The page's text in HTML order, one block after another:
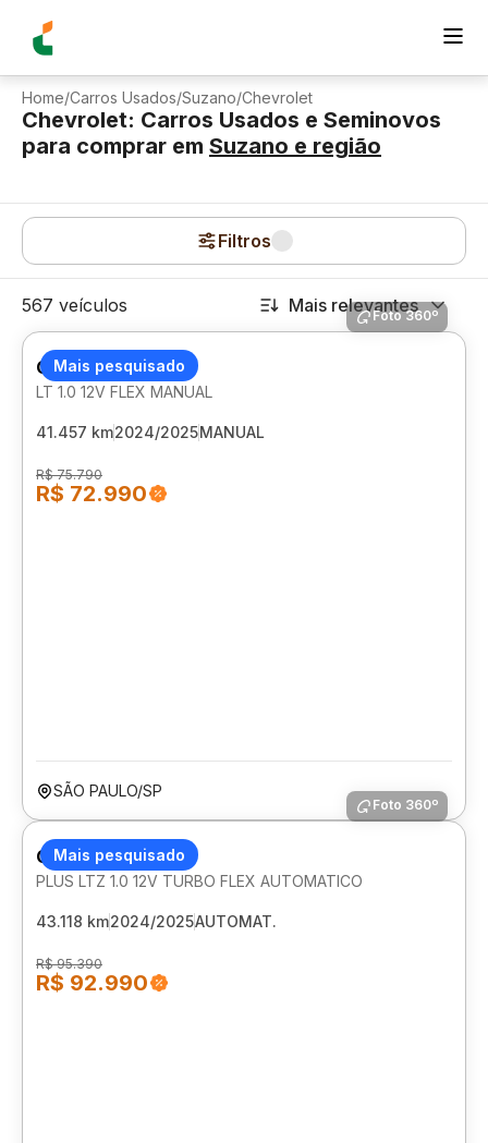
Home/Carros Usados/Suzano/Chevrolet
Chevrolet: Carros Usados e Seminovos
para comprar em Suzano e região
Filtros
567 veículos Mais relevantes
Mais pesquisado
Foto 360º
CHEVROLET ONIX
LT 1.0 12V FLEX MANUAL
41.457 km2024/2025MANUAL
R$ 75.790
R$ 72.990
SÃO PAULO/SP
Mais pesquisado
Foto 360º
CHEVROLET ONIX
PLUS LTZ 1.0 12V TURBO FLEX AUTOMATICO
43.118 km2024/2025AUTOMAT.
R$ 95.390
R$ 92.990